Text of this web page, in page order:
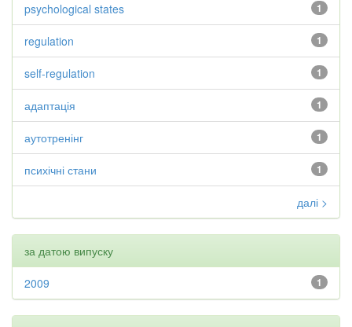
1
psychological states
1
regulation
1
self-regulation
1
адаптація
1
аутотренінг
1
психічні стани
далі >
за датою випуску
1
2009